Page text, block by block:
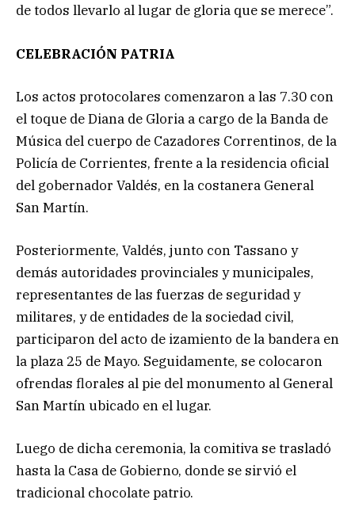
de todos llevarlo al lugar de gloria que se merece”.
CELEBRACIÓN PATRIA
Los actos protocolares comenzaron a las 7.30 con
el toque de Diana de Gloria a cargo de la Banda de
Música del cuerpo de Cazadores Correntinos, de la
Policía de Corrientes, frente a la residencia oficial
del gobernador Valdés, en la costanera General
San Martín.
Posteriormente, Valdés, junto con Tassano y
demás autoridades provinciales y municipales,
representantes de las fuerzas de seguridad y
militares, y de entidades de la sociedad civil,
participaron del acto de izamiento de la bandera en
la plaza 25 de Mayo. Seguidamente, se colocaron
ofrendas florales al pie del monumento al General
San Martín ubicado en el lugar.
Luego de dicha ceremonia, la comitiva se trasladó
hasta la Casa de Gobierno, donde se sirvió el
tradicional chocolate patrio.